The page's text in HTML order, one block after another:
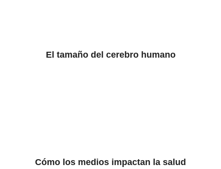
El tamaño del cerebro humano
Cómo los medios impactan la salud